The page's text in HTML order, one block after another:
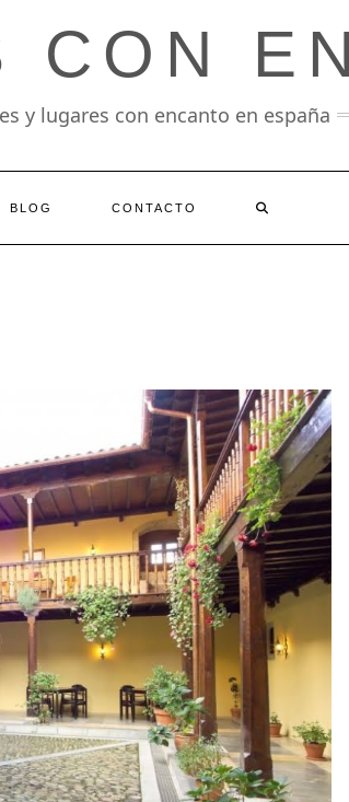
CON
y lugares con encanto en españa
BLOG CONTACTO